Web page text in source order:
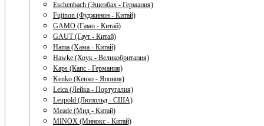
Eschenbach (Эшенбах - Германия)
Fujinon (Фуджинон - Китай)
GAMO (Гамо - Китай)
GAUT (Гаут - Китай)
Hama (Хама - Китай)
Hawke (Хоук - Великобритания)
Kaps (Капс - Германия)
Kenko (Кенко - Япония)
Leica (Лейка - Португалия)
Leupold (Люпольд - США)
Meade (Мид - Китай)
MINOX (Минокс - Китай)